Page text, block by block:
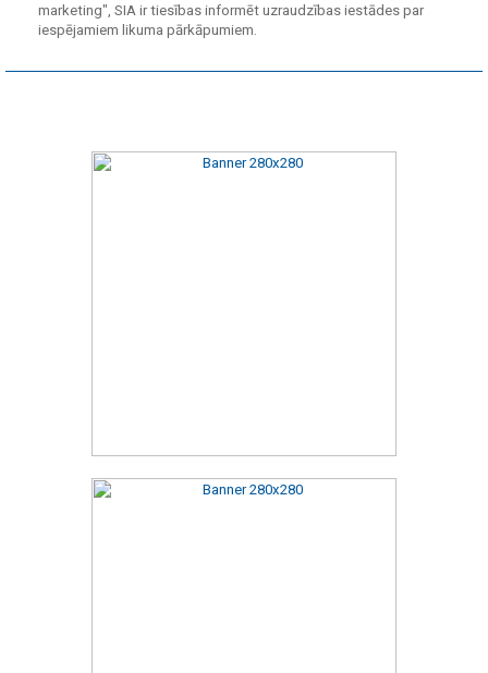
marketing", SIA ir tiesības informēt uzraudzības iestādes par
iespējamiem likuma pārkāpumiem.